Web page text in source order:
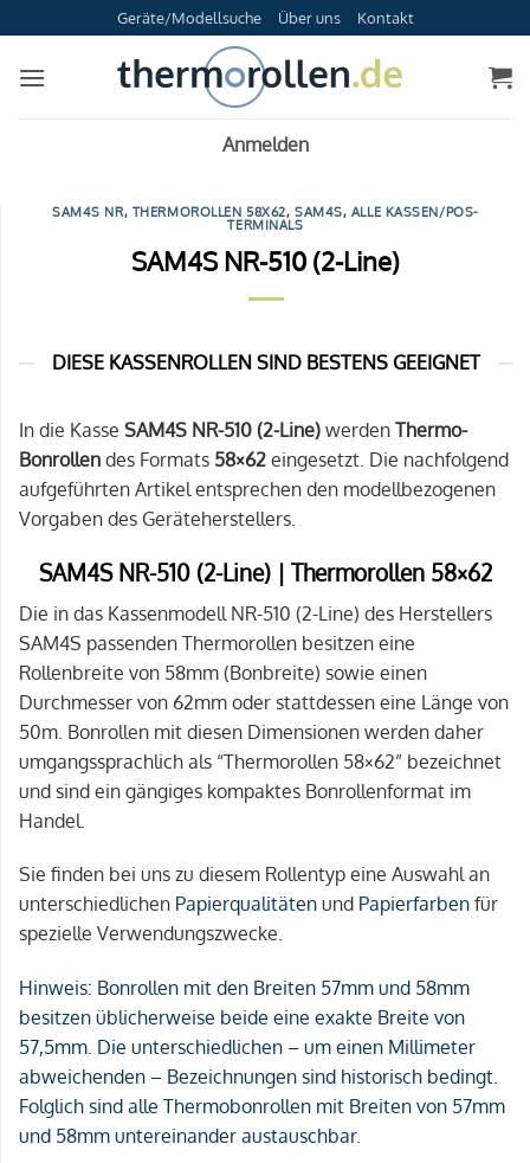
Inhalt
springen
Geräte/Modellsuche Über uns Kontakt
Anmelden
SAM4S NR, THERMOROLLEN 58X62, SAM4S, ALLE KASSEN/POS-
TERMINALS
SAM4S NR-510 (2-Line)
DIESE KASSENROLLEN SIND BESTENS GEEIGNET
In die Kasse SAM4S NR-510 (2-Line) werden Thermo-
Bonrollen des Formats 58×62 eingesetzt. Die nachfolgend
aufgeführten Artikel entsprechen den modellbezogenen
Vorgaben des Geräteherstellers.
SAM4S NR-510 (2-Line) | Thermorollen 58×62
Die in das Kassenmodell NR-510 (2-Line) des Herstellers
SAM4S passenden Thermorollen besitzen eine
Rollenbreite von 58mm (Bonbreite) sowie einen
Durchmesser von 62mm oder stattdessen eine Länge von
50m. Bonrollen mit diesen Dimensionen werden daher
umgangssprachlich als “Thermorollen 58×62” bezeichnet
und sind ein gängiges kompaktes Bonrollenformat im
Handel.
Sie finden bei uns zu diesem Rollentyp eine Auswahl an
unterschiedlichen Papierqualitäten und Papierfarben für
spezielle Verwendungszwecke.
Hinweis: Bonrollen mit den Breiten 57mm und 58mm
besitzen üblicherweise beide eine exakte Breite von
57,5mm. Die unterschiedlichen – um einen Millimeter
abweichenden – Bezeichnungen sind historisch bedingt.
Folglich sind alle Thermobonrollen mit Breiten von 57mm
und 58mm untereinander austauschbar.